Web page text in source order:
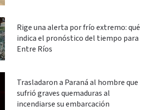
Rige una alerta por frío extremo: qué
indica el pronóstico del tiempo para
Entre Ríos
Trasladaron a Paraná al hombre que
sufrió graves quemaduras al
incendiarse su embarcación